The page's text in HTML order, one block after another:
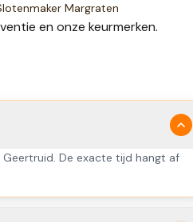
Margraten
en onze keurmerken.
De exacte tijd hangt af